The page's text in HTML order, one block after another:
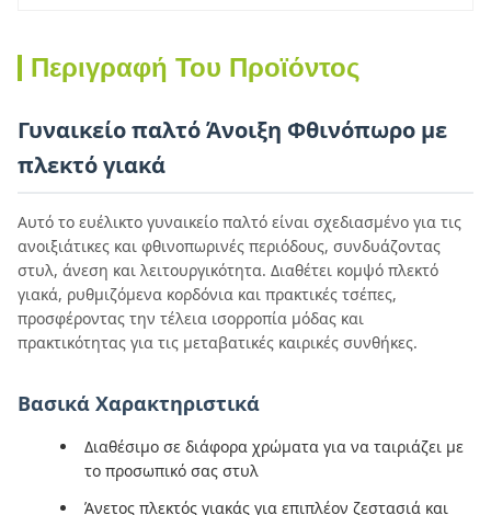
Περιγραφή Του Προϊόντος
Γυναικείο παλτό Άνοιξη Φθινόπωρο με
πλεκτό γιακά
Αυτό το ευέλικτο γυναικείο παλτό είναι σχεδιασμένο για τις
ανοιξιάτικες και φθινοπωρινές περιόδους, συνδυάζοντας
στυλ, άνεση και λειτουργικότητα. Διαθέτει κομψό πλεκτό
γιακά, ρυθμιζόμενα κορδόνια και πρακτικές τσέπες,
προσφέροντας την τέλεια ισορροπία μόδας και
πρακτικότητας για τις μεταβατικές καιρικές συνθήκες.
Βασικά Χαρακτηριστικά
Διαθέσιμο σε διάφορα χρώματα για να ταιριάζει με
το προσωπικό σας στυλ
Άνετος πλεκτός γιακάς για επιπλέον ζεστασιά και